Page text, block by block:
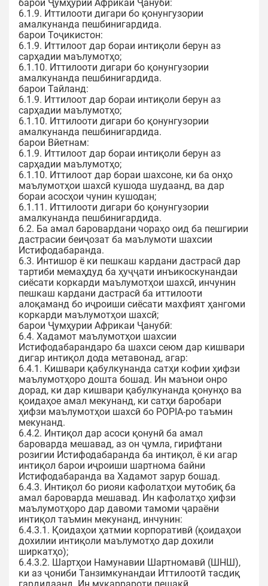
барои Ҷумҳурии Африкаи Ҷанубӣ:
6.1.9. Иттилооти дигари бо қонунгузории
амалкунанда пешбинигардида.
барои Тоҷикистон:
6.1.9. Иттилоот дар бораи интиқоли берун аз
сарҳадии маълумотҳо;
6.1.10. Иттилооти дигари бо қонунгузории
амалкунанда пешбинигардида.
барои Тайланд:
6.1.9. Иттилоот дар бораи интиқоли берун аз
сарҳадии маълумотҳо;
6.1.10. Иттилооти дигари бо қонунгузории
амалкунанда пешбинигардида.
барои Вйетнам:
6.1.9. Иттилоот дар бораи интиқоли берун аз
сарҳадии маълумотҳо;
6.1.10. Иттилоот дар бораи шахсоне, ки ба онҳо
маълумотҳои шахсӣ кушода шудаанд, ва дар
бораи асосҳои чунин кушодан;
6.1.11. Иттилооти дигари бо қонунгузории
амалкунанда пешбинигардида.
6.2. Ба амал баровардани чораҳо оид ба пешгирии
дастрасии беиҷозат ба маълумоти шахсии
Истифодабаранда.
6.3. Интишор ё ки пешкаш кардани дастрасӣ дар
тартиби мемаҳдуд ба ҳуҷҷати инъикоскунандаи
сиёсати коркарди маълумотҳои шахсӣ, инчунин
пешкаш кардани дастрасӣ ба иттилооти
алоқаманд бо иҷроиши сиёсати махфият ҳангоми
коркарди маълумотҳои шахсӣ;
барои Ҷумҳурии Африкаи Ҷанубӣ:
6.4. Хадамот маълумотҳои шахсии
Истифодабарандаро ба шахси сеюм дар кишвари
дигар интиқол дода метавонад, агар:
6.4.1. Кишвари қабулкунанда сатҳи кофии ҳифзи
маълумотҳоро дошта бошад. Ин маънои онро
дорад, ки дар кишвари қабулкунанда қонунҳо ва
қоидаҳое амал мекунанд, ки сатҳи баробари
ҳифзи маълумотҳои шахсӣ бо POPIA-ро таъмин
мекунанд.
6.4.2. Интиқол дар асоси қонунӣ ба амал
бароварда мешавад, аз он ҷумла, гирифтани
розигии Истифодабаранда ба интиқол, ё ки агар
интиқол барои иҷроиши шартнома байни
Истифодабаранда ва Хадамот зарур бошад.
6.4.3. Интиқол бо риояи кафолатҳои мутобиқ ба
амал бароварда мешавад. Ин кафолатҳо ҳифзи
маълумотҳоро дар давоми тамоми ҷараёни
интиқол таъмин мекунанд, инчунин:
6.4.3.1. Қоидаҳои ҳатмии корпоративӣ (қоидаҳои
дохилии интиқоли маълумотҳо дар дохили
ширкатҳо);
6.4.3.2. Шартҳои Намунавии Шартномавӣ (ШНШ),
ки аз ҷониби Танзимкунандаи Иттилоотӣ тасдиқ
гардидаанд. Ин муқаррароти пешакӣ